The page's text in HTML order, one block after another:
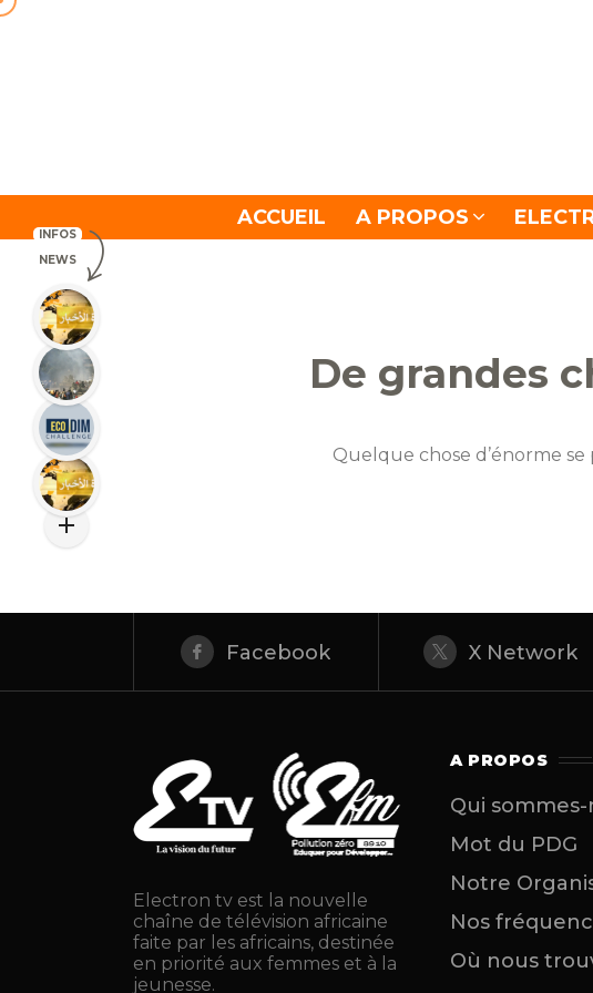
ACCUEIL A PROPOS
De grandes
Quelque chose d’énorme
Facebook X Network
Electron tv est la nouvelle
chaîne de télévision africaine
faite par les africains, destinée
en priorité aux femmes et à la
jeunesse.
A PROPOS
Qui sommes-
Mot du PDG
Notre
Nos
Où nous
INFOS
NEWS